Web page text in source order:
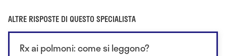
ALTRE RISPOSTE DI QUESTO SPECIALISTA
Rx ai polmoni: come si leggono?